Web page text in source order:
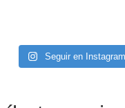
Seguir en Instagram